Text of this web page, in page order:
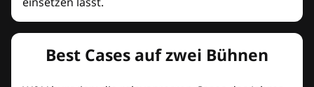
Best Cases auf zwei Bühnen